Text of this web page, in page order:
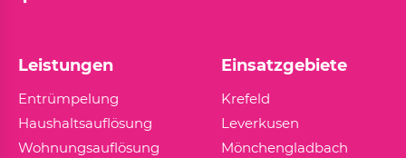
Leistungen
Entrümpelung
Haushaltsauflösung
Wohnungsauflösung
Einsatzgebiete
Krefeld
Leverkusen
Mönchengladbach